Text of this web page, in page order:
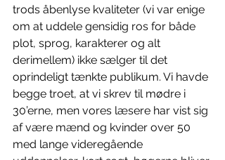
trods åbenlyse kvaliteter (vi var enige
om at uddele gensidig ros for både
plot, sprog, karakterer og alt
derimellem) ikke sælger til det
oprindeligt tænkte publikum. Vi havde
begge troet, at vi skrev til mødre i
30’erne, men vores læsere har vist sig
af være mænd og kvinder over 50
med lange videregående